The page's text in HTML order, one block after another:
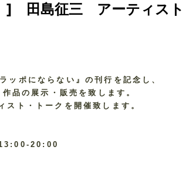
] 田島征三 アーティスト
ッポにならない』の刊行を記念し、
品の展示・販売を致します。
ト・トークを開催致します。
13:00-20:00